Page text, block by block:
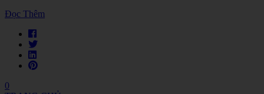
Đọc Thêm
0